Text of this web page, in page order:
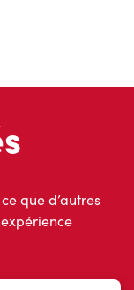
que d’autres